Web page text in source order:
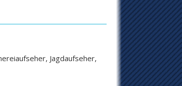
Jagdaufseher,